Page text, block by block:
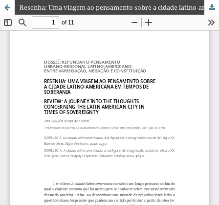
Resenha: Uma viagem ao pensamento sobre a cidade latino-americana em tempos de soberania